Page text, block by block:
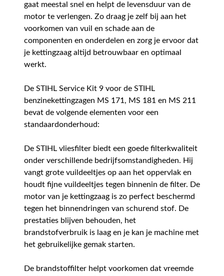
gaat meestal snel en helpt de levensduur van de
motor te verlengen. Zo draag je zelf bij aan het
voorkomen van vuil en schade aan de
componenten en onderdelen en zorg je ervoor dat
je kettingzaag altijd betrouwbaar en optimaal
werkt.
De STIHL Service Kit 9 voor de STIHL
benzinekettingzagen MS 171, MS 181 en MS 211
bevat de volgende elementen voor een
standaardonderhoud:
De STIHL vliesfilter biedt een goede filterkwaliteit
onder verschillende bedrijfsomstandigheden. Hij
vangt grote vuildeeltjes op aan het oppervlak en
houdt fijne vuildeeltjes tegen binnenin de filter. De
motor van je kettingzaag is zo perfect beschermd
tegen het binnendringen van schurend stof. De
prestaties blijven behouden, het
brandstofverbruik is laag en je kan je machine met
het gebruikelijke gemak starten.
De brandstoffilter helpt voorkomen dat vreemde